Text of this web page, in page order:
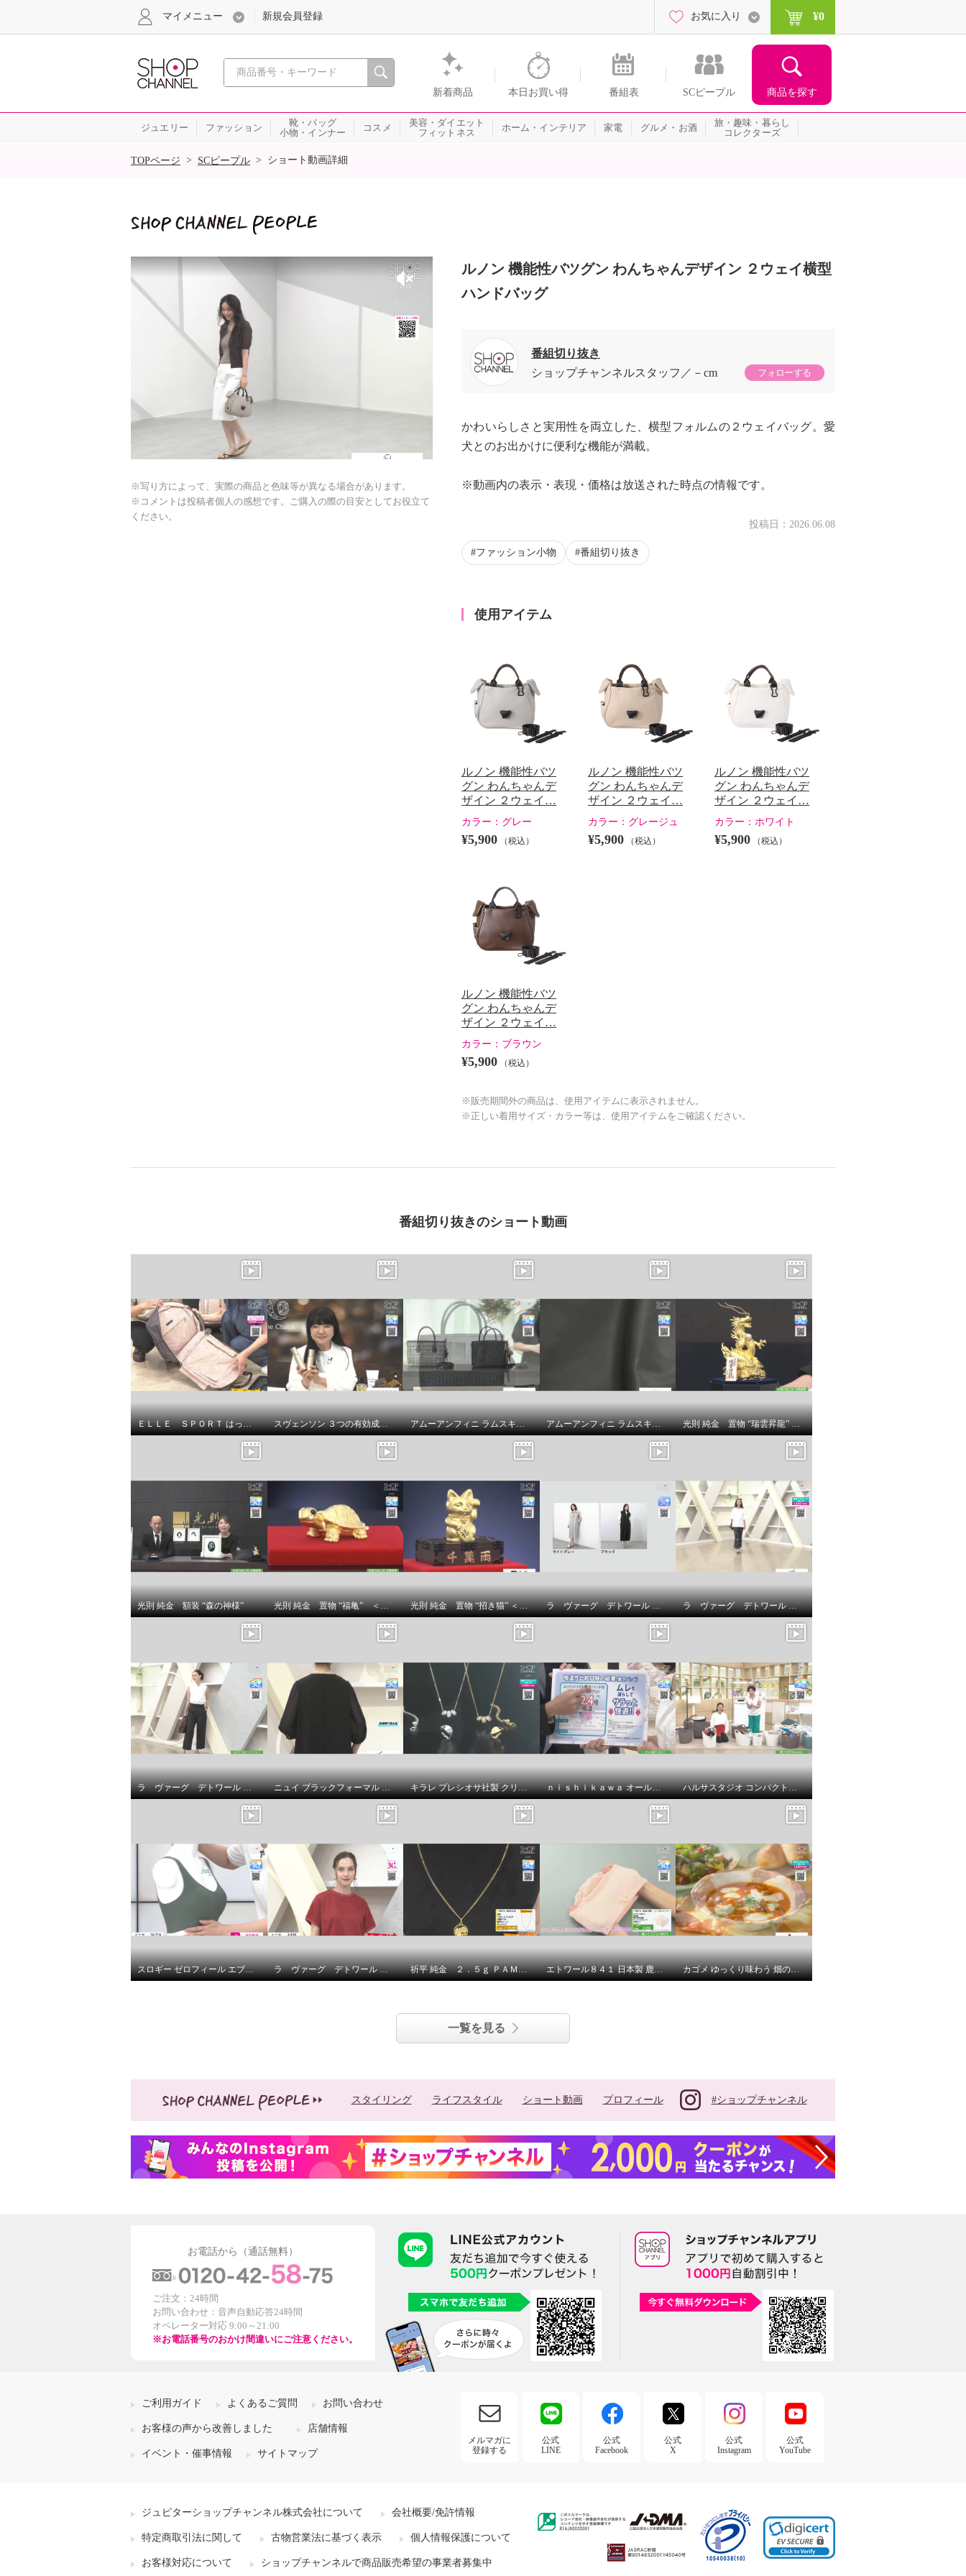
心おどる、瞬間を。通販・テレビショッピングのショップチャンネル
新着商品 本日お買い得 番組表 SCピープル 商品を探す
マイメニュー 新規会員登録 お気に入り ¥0
ジュエリー ファッション
靴・バッグ
小物・インナー
コスメ
美容・ダイエット
フィットネス
ホーム・インテリア 家電 グルメ・お酒
旅・趣味・暮らし
コレクターズ
SALE
TOPページ > SCピープル > ショート動画詳細
ルノン 機能性バツグン わんち
ゃんデザイン ２ウェイ横型ハ
ルノン 機能性バツグン わんち
ゃんデザイン ２ウェイ横型ハ
¥0
ブラウン
¥0
※写り方によって、実際の商品と色味等が異なる場合があります。
※コメントは投稿者個人の感想です。ご購入の際の目安としてお役立て
ください。
ルノン 機能性バツグン わんちゃんデザイン ２ウェイ横型
ハンドバッグ
番組切り抜き
ショップチャンネルスタッフ
－cm フォローする
かわいらしさと実用性を両立した、横型フォルムの２ウェイバッグ。愛
犬とのお出かけに便利な機能が満載。
※動画内の表示・表現・価格は放送された時点の情報です。
投稿日： 2026.06.08
ファッション小物 番組切り抜き
使用アイテム
ルノン 機能性バツ
グン わんちゃんデ
ザイン ２ウェイ…
カラー： グレー
¥5,900 （税込）
ルノン 機能性バツ
グン わんちゃんデ
ザイン ２ウェイ…
カラー： グレージュ
¥5,900 （税込）
ルノン 機能性バツ
グン わんちゃんデ
ザイン ２ウェイ…
カラー： ホワイト
¥5,900 （税込）
ルノン 機能性バツ
グン わんちゃんデ
ザイン ２ウェイ…
カラー： ブラウン
¥5,900 （税込）
※販売期間外の商品は、使用アイテムに表示されません。
※正しい着用サイズ・カラー等は、使用アイテムをご確認ください。
番組切り抜きのショート動画
ＥＬＬＥ ＳＰＯＲＴ はっ水 取り外してリュックになる キューブ柄 キャリーカート スヴェンソン ３つの有効成分配合 育毛、薄毛、脱毛の予防！ ザ・チャーガ薬用育毛剤 ２本スペシャルセット アムーアンフィニ ラムスキンメッシュ ２ウェイトートバッグ アムーアンフィニ ラムスキンキルティング ボディバッグ 光則 純金 置物 “瑞雲昇龍” ＜５５ｇ＞
光則 純金 額装 “森の神様” 光則 純金 置物 “福亀” ＜３ｇ＞ 光則 純金 置物 “招き猫” ＜５ｇ＞ ラ ヴァーグ デトワール 襟開きの変化が 雰囲気を変える リラックス裏毛ワンピース ラ ヴァーグ デトワール 袖口ターンバック ソフトコットン混天竺 メッセージプリント リラックスＴシャツ
ラ ヴァーグ デトワール はくだけで今どき風 楽なウエストゴムで センターラインありの ２タックバレルパンツ ニュイ ブラックフォーマル 洗濯機で洗える！ シフォンブラウス キラレ プレシオサ社製 クリスタルガラス トリプルロンデル ミラープレスペンダント＆ 片側用ツイストイヤーカフ キラキラ欲張りセット ｎｉｓｈｉｋａｗａ オールコットン 抗菌 リバーシブル やわらか水洗い敷きパッド ＜シングル＞ ハルサスタジオ コンパクトに収納できる 折りたためる ランドリーバスケット ２個セット
スロギー ゼロフィール エブリデイ ハーフトップブラ ３枚セット ラ ヴァーグ デトワール さりげなく決まる デイリーにもお出かけにも カットジャガード 上品プルオーバー 祈平 純金 ２．５ｇ ＰＡＭＰ社製 バラの妖精 リバーシブルコイン ペンダントトップ エトワール８４１ 日本製 鹿の子調丸編み ベーシックショーツ ５枚セット ＜Ｍ・Ｌ＞ カゴメ ゆっくり味わう 畑のごほうび １３のおいしさが いっぱい詰まった 具だくさんスープ
一覧を見る
スタイリング ライフスタイル ショート動画 プロフィール #ショップチャンネル
お電話から（通話無料）
ご注文：24時間
お問い合わせ：音声自動応答24時間
オペレーター対応 9:00～21:00
※お電話番号のおかけ間違いにご注意ください。
ご利用ガイド よくあるご質問 お問い合わせ
お客様の声から改善しました 店舗情報
イベント・催事情報 サイトマップ
メルマガに
登録する
公式
LINE
公式
Facebook
公式
X
公式
Instagram
公式
YouTube
ジュピターショップチャンネル株式会社について 会社概要/免許情報
特定商取引法に関して 古物営業法に基づく表示 個人情報保護について
お客様対応について ショップチャンネルで商品販売希望の事業者募集中